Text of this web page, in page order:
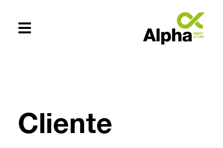
Cliente
154619083